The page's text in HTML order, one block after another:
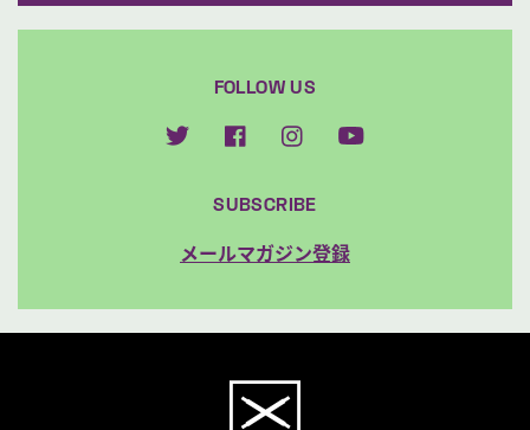
FOLLOW US
SUBSCRIBE
メールマガジン登録